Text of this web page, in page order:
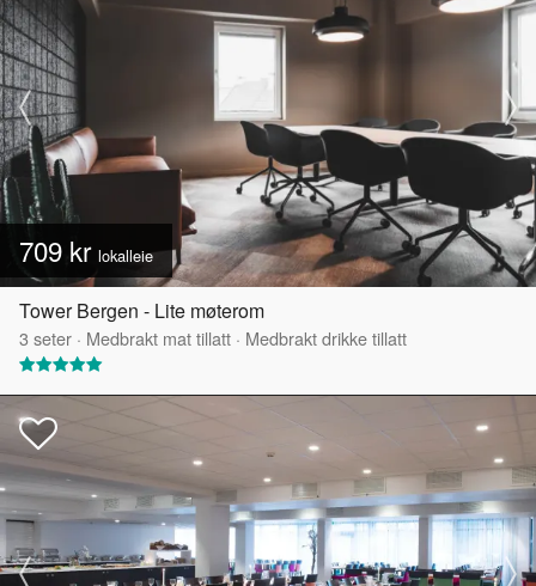
709 kr lokalleie
Tower Bergen - Lite møterom
3 seter · Medbrakt mat tillatt · Medbrakt drikke tillatt